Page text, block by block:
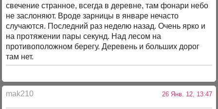
свечение странное, всегда в деревне, там фонари небо
не заслоняют. Вроде зарницы в январе нечасто
случаются. Последний раз неделю назад. Очень ярко и
на протяжении пары секунд. Над лесом на
противоположном берегу. Деревень и больших дорог
там нет.
mak210 26 Янв. 12, 13:47